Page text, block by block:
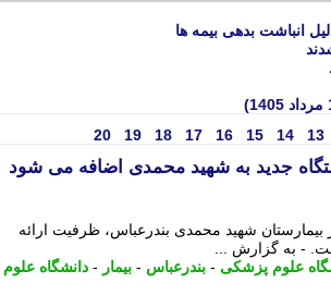
انباشت بدهی بیمه ها
13
14
15
16
17
18
19
20
مرکز تخصصی دیالیز در بندرعباس؛ 40 دستگاه جدید به شهید محمدی اضافه می شود
شهید محمدی بندرعباس، ظرفیت ارائه
- به گزارش ...
علوم پزشکی - بندرعباس - بیمار - دانشگاه علوم